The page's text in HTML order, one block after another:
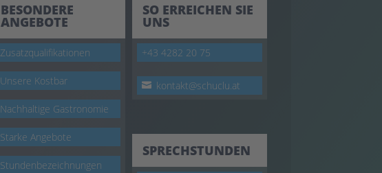
BESONDERE
ANGEBOTE
Zusatzqualifikationen
Unsere Kostbar
Nachhaltige Gastronomie
Starke Angebote
Stundenbezeichnungen
SO ERREICHEN SIE
UNS
+43 4282 20 75
kontakt@schuclu.at
SPRECHSTUNDEN